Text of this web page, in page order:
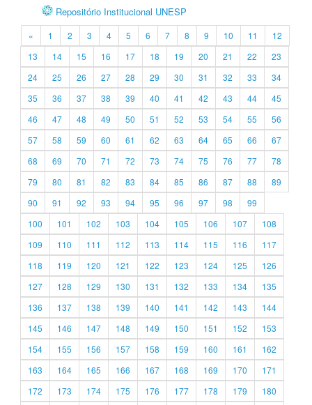
Repositório Institucional UNESP
« 1 2 3 4 5 6 7 8 9 10 11
12
13
14 15 16 17 18 19 20 21 22
23
24
25 26 27 28 29 30 31 32 33
34
35
36 37 38 39 40 41 42 43 44
45
46
47 48 49 50 51 52 53 54 55
56
57
58 59 60 61 62 63 64 65 66
67
68
69 70 71 72 73 74 75 76 77
78
79
80 81 82 83 84 85 86 87 88
89
90
91 92 93 94 95 96 97 98
99
100
101 102 103 104 105 106 107
108
109
110 111 112 113 114 115 116
117
118
119 120 121 122 123 124 125
126
127
128 129 130 131 132 133 134
135
136
137 138 139 140 141 142 143
144
145
146 147 148 149 150 151 152
153
154
155 156 157 158 159 160 161
162
163
164 165 166 167 168 169 170
171
172
173 174 175 176 177 178 179
180